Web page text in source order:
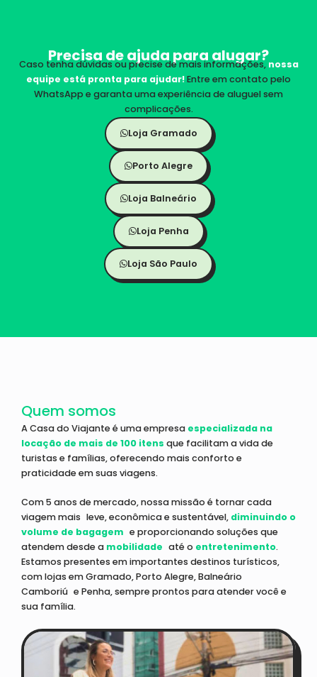
Precisa de ajuda para alugar?
Caso tenha dúvidas ou precise de mais informações, nossa
equipe está pronta para ajudar!Entre em contato pelo
WhatsApp e garanta uma experiência de aluguel sem
complicações.
Loja Gramado
Porto Alegre
Loja Balneário
Loja Penha
Loja São Paulo
Quem somos
A Casa do Viajante é uma empresa especializada na
locação de mais de 100 itens que facilitam a vida de
turistas e famílias, oferecendo mais conforto e
praticidade em suas viagens.
Com 5 anos de mercado, nossa missão é tornar cada
viagem mais leve, econômica e sustentável, diminuindo o
volume de bagagem e proporcionando soluções que
atendem desde a mobilidade até o entretenimento.
Estamos presentes em importantes destinos turísticos,
com lojas em Gramado, Porto Alegre, Balneário
Camboriú e Penha, sempre prontos para atender você e
sua família.